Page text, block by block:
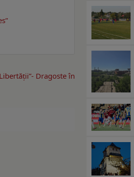
Dragoste în